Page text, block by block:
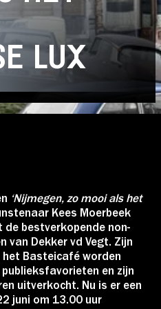
LUXLUX
‘Nijmegen, zo mooi als het
Kees Moerbeek
bestverkopende non-
van Dekker vd Vegt. Zijn
Basteicafé worden
en zijn
uitverkocht. Nu is er een
juni om 13.00 uur